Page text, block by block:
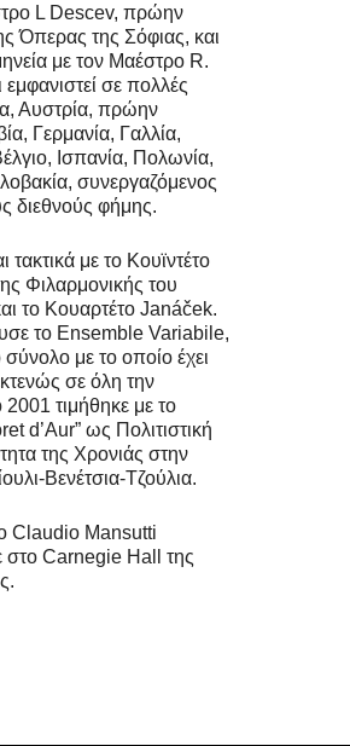
L Descev, πρώην
Όπερας της Σόφιας, και
με τον Μαέστρο R.
σε πολλές
Αυστρία, πρώην
Γερμανία, Γαλλία,
Ισπανία, Πολωνία,
συνεργαζόμενος
διεθνούς φήμης.
τακτικά με το Κουϊντέτο
Φιλαρμονικής του
το Κουαρτέτο Janáček.
το Ensemble Variabile,
με το οποίο έχει
σε όλη την
τιμήθηκε με το
d’Aur” ως Πολιτιστική
της Χρονιάς στην
Βενέτσια-Τζούλια.
Claudio Mansutti
στο Carnegie Hall της